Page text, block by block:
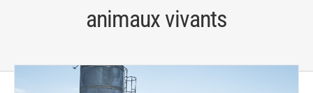
animaux vivants